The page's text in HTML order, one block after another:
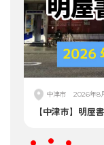
中津市 2026年8
【中津市】明